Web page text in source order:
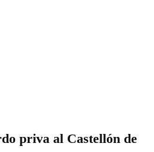
priva al Castellón de